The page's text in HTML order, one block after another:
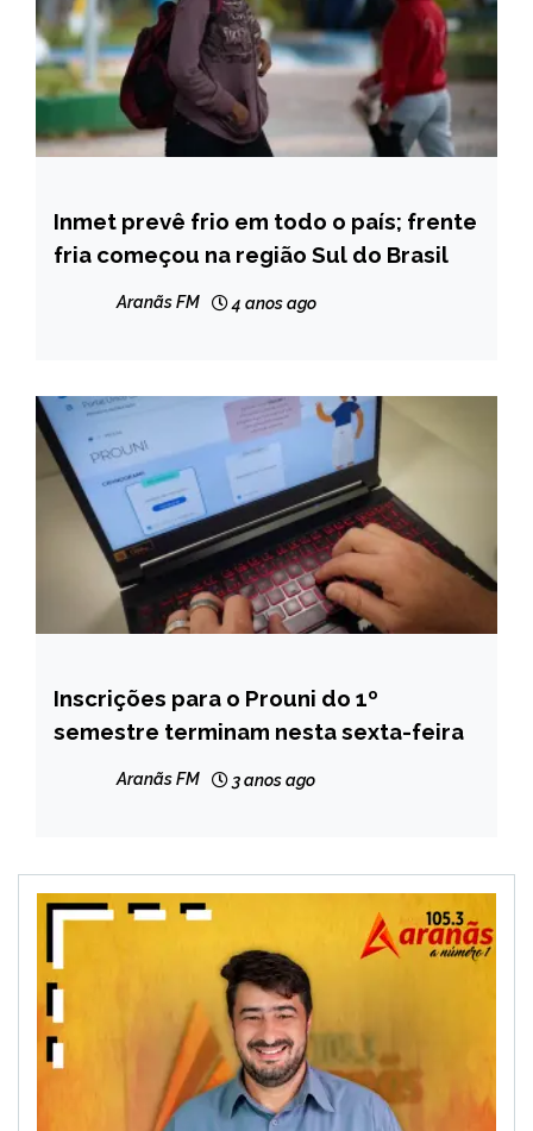
CAPELINHA
NOTÍCIAS
Inmet prevê frio em todo o país; frente
fria começou na região Sul do Brasil
Aranãs FM 4 anos ago
BRASIL
NOTÍCIAS
Inscrições para o Prouni do 1º
semestre terminam nesta sexta-feira
Aranãs FM 3 anos ago